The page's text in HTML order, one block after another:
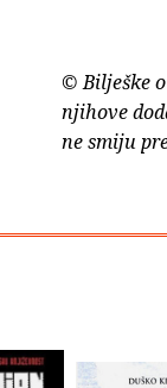
© Bilješke
njihove
ne smiju